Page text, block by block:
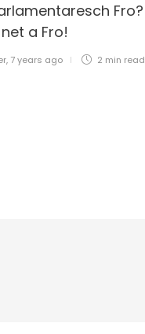
Fro?
a Fro!
, 7 years ago 2 min read